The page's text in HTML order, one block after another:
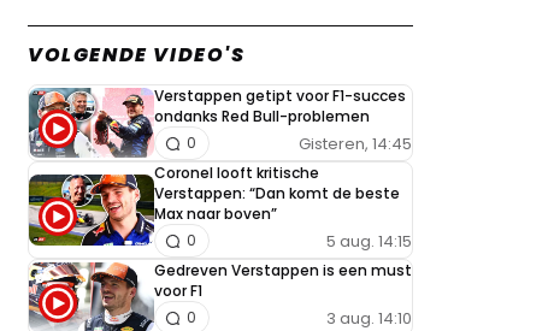
VOLGENDE VIDEO'S
Verstappen getipt voor F1-succes
ondanks Red Bull-problemen
Gisteren, 14:45
0
Coronel looft kritische
Verstappen: “Dan komt de beste
Max naar boven”
5 aug. 14:15
0
Gedreven Verstappen is een must
voor F1
3 aug. 14:10
0